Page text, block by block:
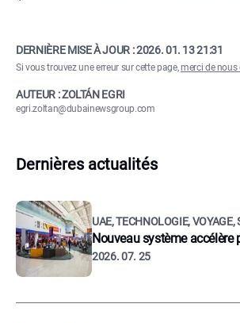
DERNIÈRE MISE À JOUR :2026. 01. 13 21:31
Si vous trouvez une erreur sur cette page,merci de nous
AUTEUR : ZOLTÁN EGRI
egri.zoltan@dubainewsgroup.com
Dernières actualités
UAE, TECHNOLOGIE, VOYAGE,
Nouveau système accélère
2026. 07. 25